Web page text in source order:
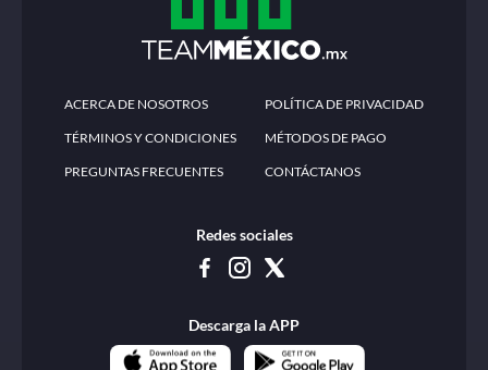
ACERCA DE NOSOTROS POLÍTICA DE PRIVACIDAD
TÉRMINOS Y CONDICIONES MÉTODOS DE PAGO
PREGUNTAS FRECUENTES CONTÁCTANOS
Redes sociales
Descarga la APP